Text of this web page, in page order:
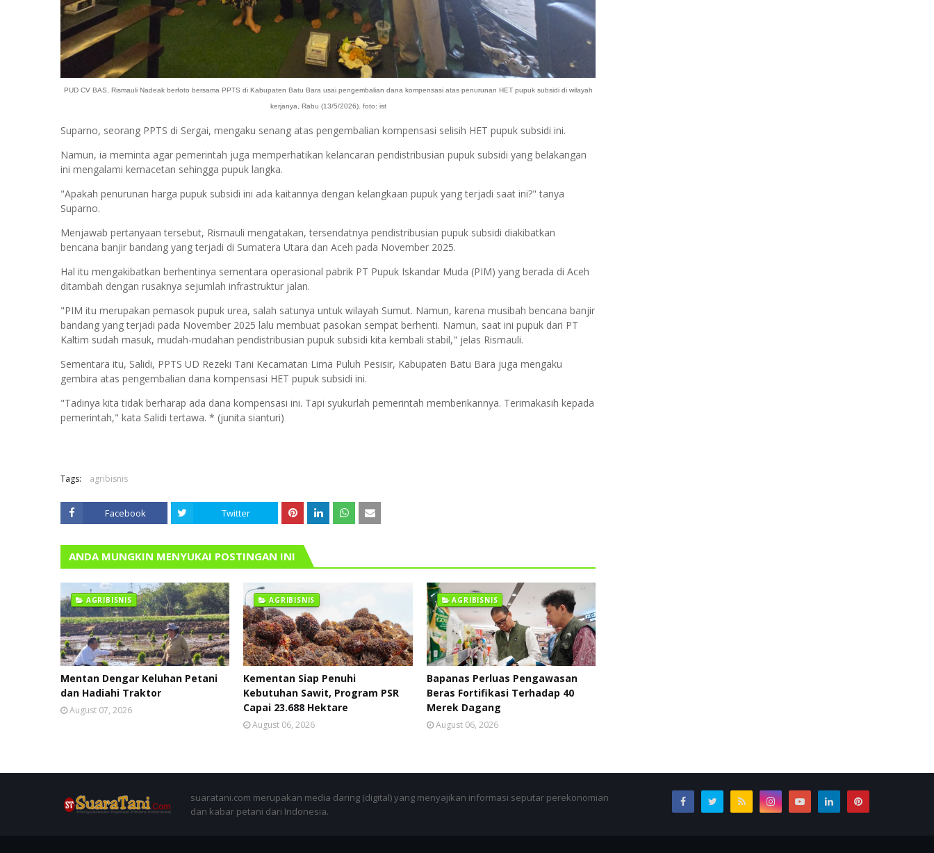
PUD CV BAS, Rismauli Nadeak berfoto bersama PPTS di Kabupaten Batu Bara usai pengembalian dana kompensasi atas penurunan HET pupuk subsidi di wilayah
kerjanya, Rabu (13/5/2026). foto: ist
Suparno, seorang PPTS di Sergai, mengaku senang atas pengembalian kompensasi selisih HET pupuk subsidi ini.
Namun, ia meminta agar pemerintah juga memperhatikan kelancaran pendistribusian pupuk subsidi yang belakangan
ini mengalami kemacetan sehingga pupuk langka.
"Apakah penurunan harga pupuk subsidi ini ada kaitannya dengan kelangkaan pupuk yang terjadi saat ini?" tanya
Suparno.
Menjawab pertanyaan tersebut, Rismauli mengatakan, tersendatnya pendistribusian pupuk subsidi diakibatkan
bencana banjir bandang yang terjadi di Sumatera Utara dan Aceh pada November 2025.
Hal itu mengakibatkan berhentinya sementara operasional pabrik PT Pupuk Iskandar Muda (PIM) yang berada di Aceh
ditambah dengan rusaknya sejumlah infrastruktur jalan.
"PIM itu merupakan pemasok pupuk urea, salah satunya untuk wilayah Sumut. Namun, karena musibah bencana banjir
bandang yang terjadi pada November 2025 lalu membuat pasokan sempat berhenti. Namun, saat ini pupuk dari PT
Kaltim sudah masuk, mudah-mudahan pendistribusian pupuk subsidi kita kembali stabil," jelas Rismauli.
Sementara itu, Salidi, PPTS UD Rezeki Tani Kecamatan Lima Puluh Pesisir, Kabupaten Batu Bara juga mengaku
gembira atas pengembalian dana kompensasi HET pupuk subsidi ini.
"Tadinya kita tidak berharap ada dana kompensasi ini. Tapi syukurlah pemerintah memberikannya. Terimakasih kepada
pemerintah," kata Salidi tertawa. * (junita sianturi)
Tags: agribisnis
Facebook Twitter
ANDA MUNGKIN MENYUKAI POSTINGAN INI
AGRIBISNIS
Mentan Dengar Keluhan Petani
dan Hadiahi Traktor
August 07, 2026
AGRIBISNIS
Kementan Siap Penuhi
Kebutuhan Sawit, Program PSR
Capai 23.688 Hektare
August 06, 2026
AGRIBISNIS
Bapanas Perluas Pengawasan
Beras Fortifikasi Terhadap 40
Merek Dagang
August 06, 2026
suaratani.com merupakan media daring (digital) yang menyajikan informasi seputar perekonomian
dan kabar petani dari Indonesia.